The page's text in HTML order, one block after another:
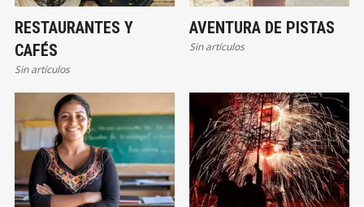
RESTAURANTES Y
CAFÉS
Sin artículos
AVENTURA DE PISTAS
Sin artículos